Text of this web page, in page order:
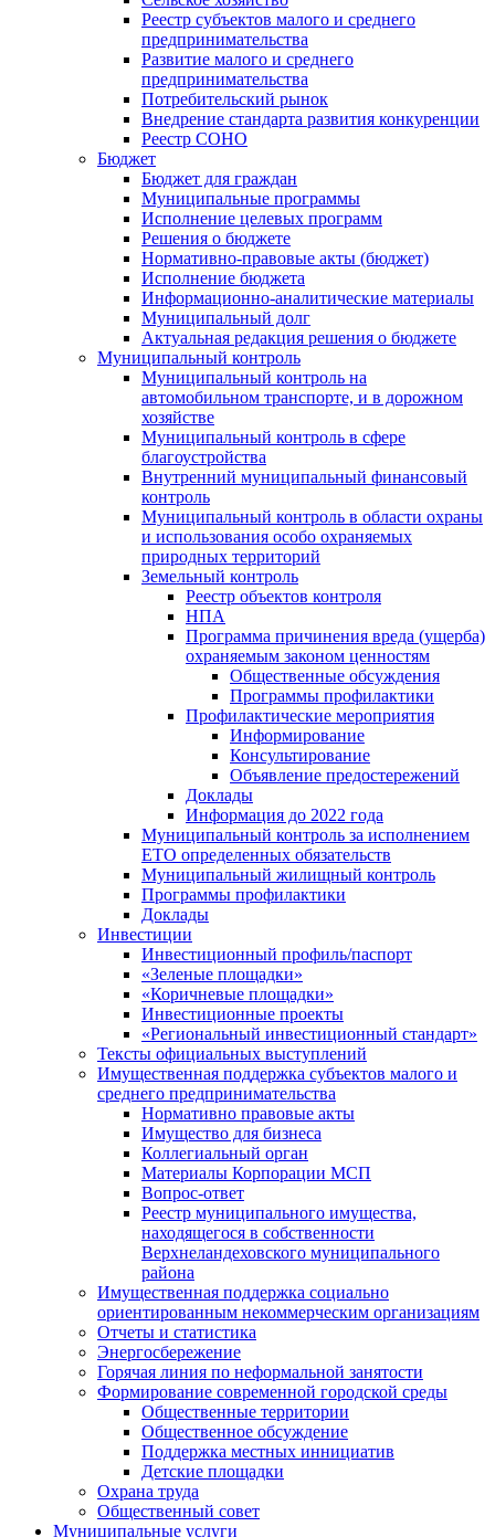
Реестр субъектов малого и среднего
предпринимательства
Развитие малого и среднего
предпринимательства
Потребительский рынок
Внедрение стандарта развития конкуренции
Реестр СОНО
Бюджет
Бюджет для граждан
Муниципальные программы
Исполнение целевых программ
Решения о бюджете
Нормативно-правовые акты (бюджет)
Исполнение бюджета
Информационно-аналитические материалы
Муниципальный долг
Актуальная редакция решения о бюджете
Муниципальный контроль
Муниципальный контроль на
автомобильном транспорте, и в дорожном
хозяйстве
Муниципальный контроль в сфере
благоустройства
Внутренний муниципальный финансовый
контроль
Муниципальный контроль в области охраны
и использования особо охраняемых
природных территорий
Земельный контроль
Реестр объектов контроля
НПА
Программа причинения вреда (ущерба)
охраняемым законом ценностям
Общественные обсуждения
Программы профилактики
Профилактические мероприятия
Информирование
Консультирование
Объявление предостережений
Доклады
Информация до 2022 года
Муниципальный контроль за исполнением
ЕТО определенных обязательств
Муниципальный жилищный контроль
Программы профилактики
Доклады
Инвестиции
Инвестиционный профиль/паспорт
«Зеленые площадки»
«Коричневые площадки»
Инвестиционные проекты
«Региональный инвестиционный стандарт»
Тексты официальных выступлений
Имущественная поддержка субъектов малого и
среднего предпринимательства
Нормативно правовые акты
Имущество для бизнеса
Коллегиальный орган
Материалы Корпорации МСП
Вопрос-ответ
Реестр муниципального имущества,
находящегося в собственности
Верхнеландеховского муниципального
района
Имущественная поддержка социально
ориентированным некоммерческим организациям
Отчеты и статистика
Энергосбережение
Горячая линия по неформальной занятости
Формирование современной городской среды
Общественные территории
Общественное обсуждение
Поддержка местных иннициатив
Детские площадки
Охрана труда
Общественный совет
Муниципальные услуги